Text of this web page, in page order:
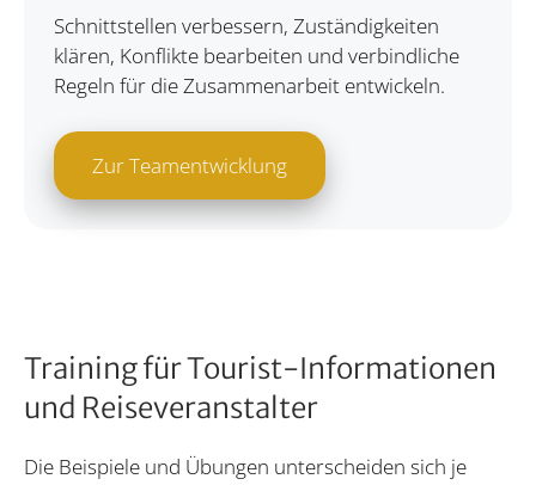
Schnittstellen verbessern, Zuständigkeiten
klären, Konflikte bearbeiten und verbindliche
Regeln für die Zusammenarbeit entwickeln.
Zur Teamentwicklung
Training für Tourist-Informationen
und Reiseveranstalter
Die Beispiele und Übungen unterscheiden sich je